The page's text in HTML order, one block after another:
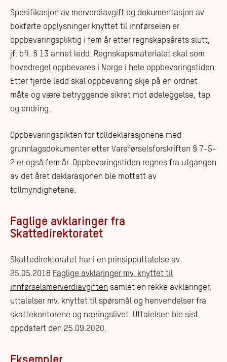
Spesifikasjon av merverdiavgift og dokumentasjon av
bokførte opplysninger knyttet til innførselen er
oppbevaringspliktig i fem år etter regnskapsårets slutt,
jf. bfl. § 13 annet ledd. Regnskapsmaterialet skal som
hovedregel oppbevares i Norge i hele oppbevaringstiden.
Etter fjerde ledd skal oppbevaring skje på en ordnet
måte og være betryggende sikret mot ødeleggelse, tap
og endring.
Oppbevaringspikten for tolldeklarasjonene med
grunnlagsdokumenter etter Vareførselsforskriften § 7-5-
2 er også fem år. Oppbevaringstiden regnes fra utgangen
av det året deklarasjonen ble mottatt av
tollmyndighetene.
Faglige avklaringer fra
Skattedirektoratet
Skattedirektoratet har i en prinsipputtalelse av
25.05.2018 Faglige avklaringer mv. knyttet til
innførselsmerverdiavgiften samlet en rekke avklaringer,
uttalelser mv. knyttet til spørsmål og henvendelser fra
skattekontorene og næringslivet. Uttalelsen ble sist
oppdatert den 25.09.2020.